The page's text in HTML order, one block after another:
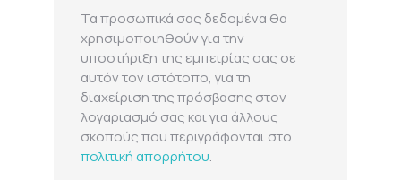
Τα προσωπικά σας δεδομένα θα
χρησιμοποιηθούν για την
υποστήριξη της εμπειρίας σας σε
αυτόν τον ιστότοπο, για τη
διαχείριση της πρόσβασης στον
λογαριασμό σας και για άλλους
σκοπούς που περιγράφονται στο
πολιτική απορρήτου.